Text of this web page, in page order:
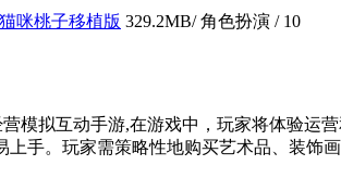
咪桃子移植版 329.2MB/ 角色扮演 / 10
模拟互动手游,在游戏中，玩家将体验运
上手。玩家需策略性地购买艺术品、装